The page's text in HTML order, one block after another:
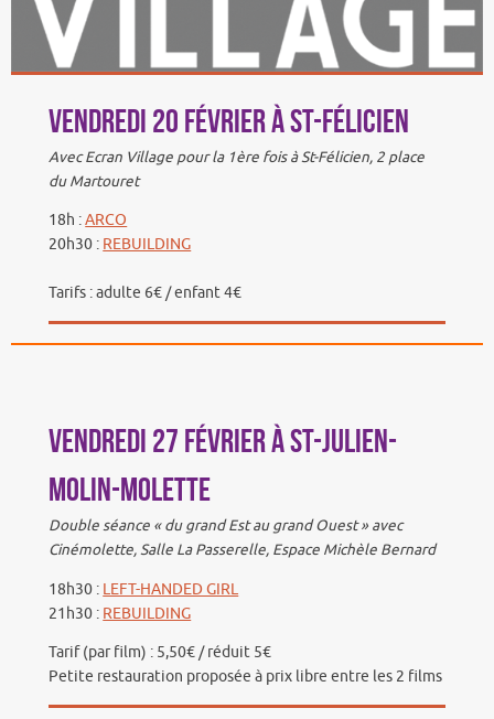
Vendredi 20 février à St-Félicien
Avec Ecran Village pour la 1ère fois à St-Félicien, 2 place
du Martouret
18h :ARCO
20h30 : REBUILDING
Tarifs : adulte 6€ / enfant 4€
Vendredi 27 février à St-Julien-
Molin-Molette
Double séance « du grand Est au grand Ouest » avec
Cinémolette, Salle La Passerelle, Espace Michèle Bernard
18h30 : LEFT-HANDED GIRL
21h30 : REBUILDING
Tarif (par film) : 5,50€ / réduit 5€
Petite restauration proposée à prix libre entre les 2 films